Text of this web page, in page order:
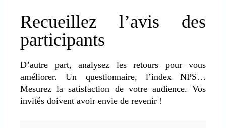
Recueillez l’avis des
participants
D’autre part, analysez les retours pour vous
améliorer. Un questionnaire, l’index NPS…
Mesurez la satisfaction de votre audience. Vos
invités doivent avoir envie de revenir !